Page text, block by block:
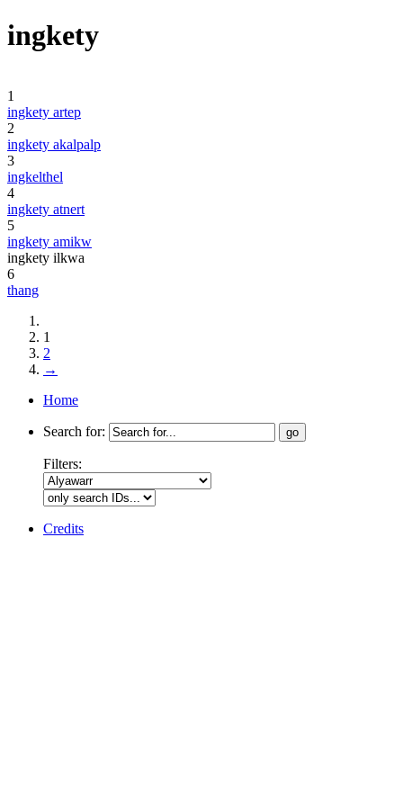
ingkety
1
ingkety artep
2
ingkety akalpalp
3
ingkelthel
4
ingkety atnert
5
ingkety amikw
ingkety ilkwa
6
thang
1
2
→
Home
Search for:
Filters:
Credits